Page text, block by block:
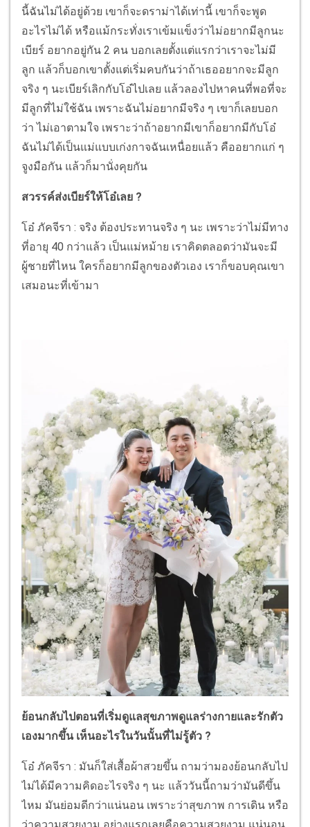
นี้ฉันไม่ได้อยู่ด้วย เขาก็จะดราม่าได้เท่านี้ เขาก็จะพูด
อะไรไม่ได้ หรือแม้กระทั่งเราเข้มแข็งว่าไม่อยากมีลูกนะ
เบียร์ อยากอยู่กัน 2 คน บอกเลยตั้งแต่แรกว่าเราจะไม่มี
ลูก แล้วก็บอกเขาตั้งแต่เริ่มคบกันว่าถ้าเธออยากจะมีลูก
จริง ๆ นะเบียร์เลิกกับโอ๋ไปเลย แล้วลองไปหาคนที่พอที่จะ
มีลูกที่ไม่ใช้ฉัน เพราะฉันไม่อยากมีจริง ๆ เขาก็เลยบอก
ว่า ไม่เอาตามใจ เพราะว่าถ้าอยากมีเขาก็อยากมีกับโอ๋
ฉันไม่ได้เป็นแม่แบบเก่งกาจฉันเหนื่อยแล้ว คืออยากแก่ ๆ
จูงมือกัน แล้วก็มานั่งคุยกัน
สวรรค์ส่งเบียร์ให้โอ๋เลย ?
โอ๋ ภัคจีรา : จริง ต้องประทานจริง ๆ นะ เพราะว่าไม่มีทาง
ที่อายุ 40 กว่าแล้ว เป็นแม่หม้าย เราคิดตลอดว่ามันจะมี
ผู้ชายที่ไหน ใครก็อยากมีลูกของตัวเอง เราก็ขอบคุณเขา
เสมอนะที่เข้ามา
ย้อนกลับไปตอนที่เริ่มดูแลสุขภาพดูแลร่างกายและรักตัว
เองมากขึ้น เห็นอะไรในวันนั้นที่ไม่รู้ตัว ?
โอ๋ ภัคจีรา : มันก็ใส่เสื้อผ้าสวยขึ้น ถามว่ามองย้อนกลับไป
ไม่ได้มีความคิดอะไรจริง ๆ นะ แล้ววันนี้ถามว่ามันดีขึ้น
ไหม มันย่อมดีกว่าแน่นอน เพราะว่าสุขภาพ การเดิน หรือ